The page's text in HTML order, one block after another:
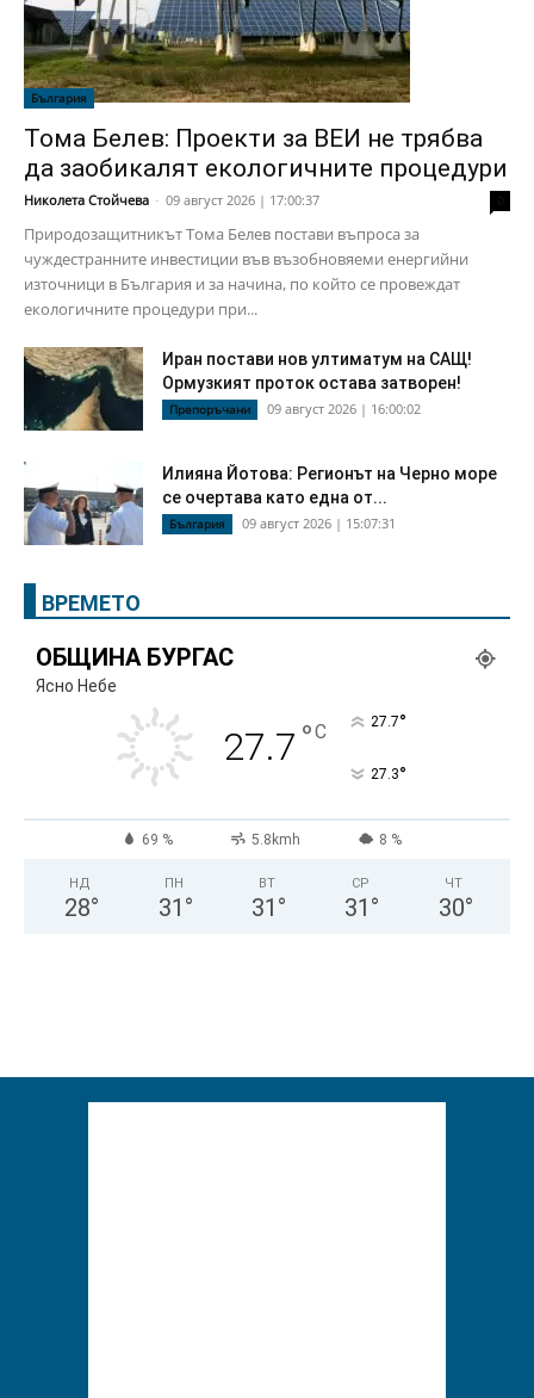
България
Тома Белев: Проекти за ВЕИ не трябва
да заобикалят екологичните процедури
Николета Стойчева - 09 август 2026 | 17:00:37
Природозащитникът Тома Белев постави въпроса за
чуждестранните инвестиции във възобновяеми енергийни
източници в България и за начина, по който се провеждат
екологичните процедури при...
Иран постави нов ултиматум на САЩ!
Ормузкият проток остава затворен!
Препоръчани 09 август 2026 | 16:00:02
Илияна Йотова: Регионът на Черно море
се очертава като една от...
България 09 август 2026 | 15:07:31
ВРЕМЕТО
ОБЩИНА БУРГАС
Ясно Небе
27.7 °C 27.7°
27.3°
69 % 5.8kmh 8 %
НД
28°
ПН
31 °
ВТ
31 °
СР
31 °
ЧТ
30°